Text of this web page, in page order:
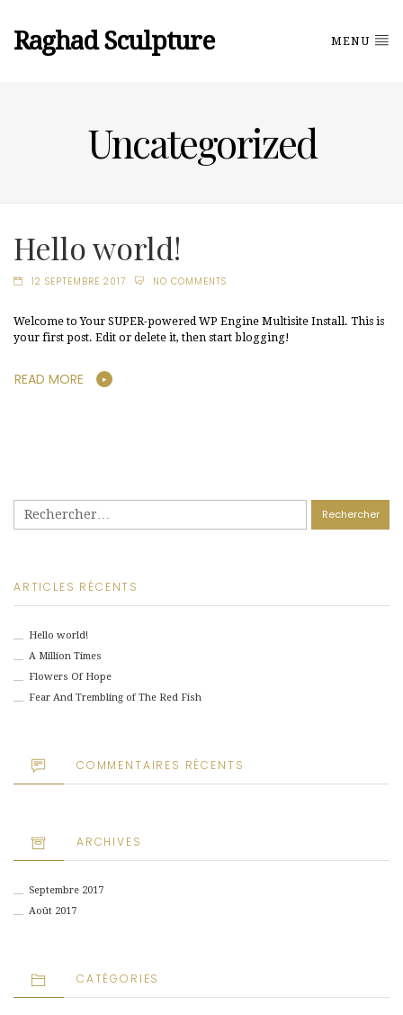
Raghad Sculpture MENU
Uncategorized
Hello world!
12 SEPTEMBRE 2017 NO COMMENTS
Welcome to Your SUPER-powered WP Engine Multisite Install. This is
your first post. Edit or delete it, then start blogging!
READ MORE
ARTICLES RÉCENTS
Hello world!
A Million Times
Flowers Of Hope
Fear And Trembling of The Red Fish
COMMENTAIRES RÉCENTS
ARCHIVES
Septembre 2017
Août 2017
CATÉGORIES